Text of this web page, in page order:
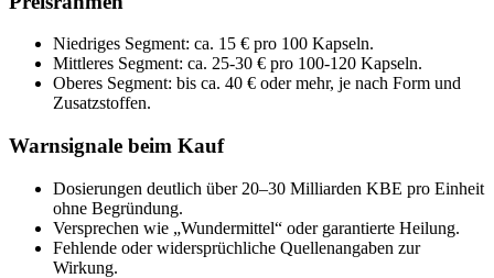
Niedriges Segment: ca. 15 € pro 100 Kapseln.
Mittleres Segment: ca. 25-30 € pro 100-120 Kapseln.
Oberes Segment: bis ca. 40 € oder mehr, je nach Form und
Zusatzstoffen.
Warnsignale beim Kauf
Dosierungen deutlich über 20–30 Milliarden KBE pro Einheit
ohne Begründung.
Versprechen wie „Wundermittel“ oder garantierte Heilung.
Fehlende oder widersprüchliche Quellenangaben zur
Wirkung.